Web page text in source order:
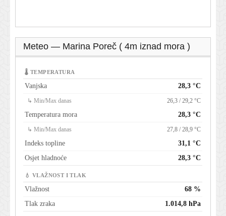
Meteo — Marina Poreč ( 4m iznad mora )
🌡 TEMPERATURA
Vanjska 28,3 °C
↳ Min/Max danas 26,3 / 29,2 °C
Temperatura mora 28,3 °C
↳ Min/Max danas 27,8 / 28,9 °C
Indeks topline
31,1 °C
Osjet hladnoće
28,3 °C
💧 VLAŽNOST I TLAK
Vlažnost
68 %
Tlak zraka
1.014,8 hPa